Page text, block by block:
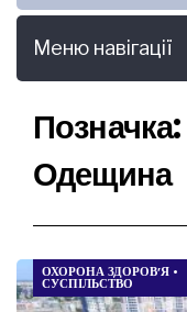
Меню навігації
Позначка:
Одещина
ОХОРОНА ЗДОРОВ’Я •
СУСПІЛЬСТВО